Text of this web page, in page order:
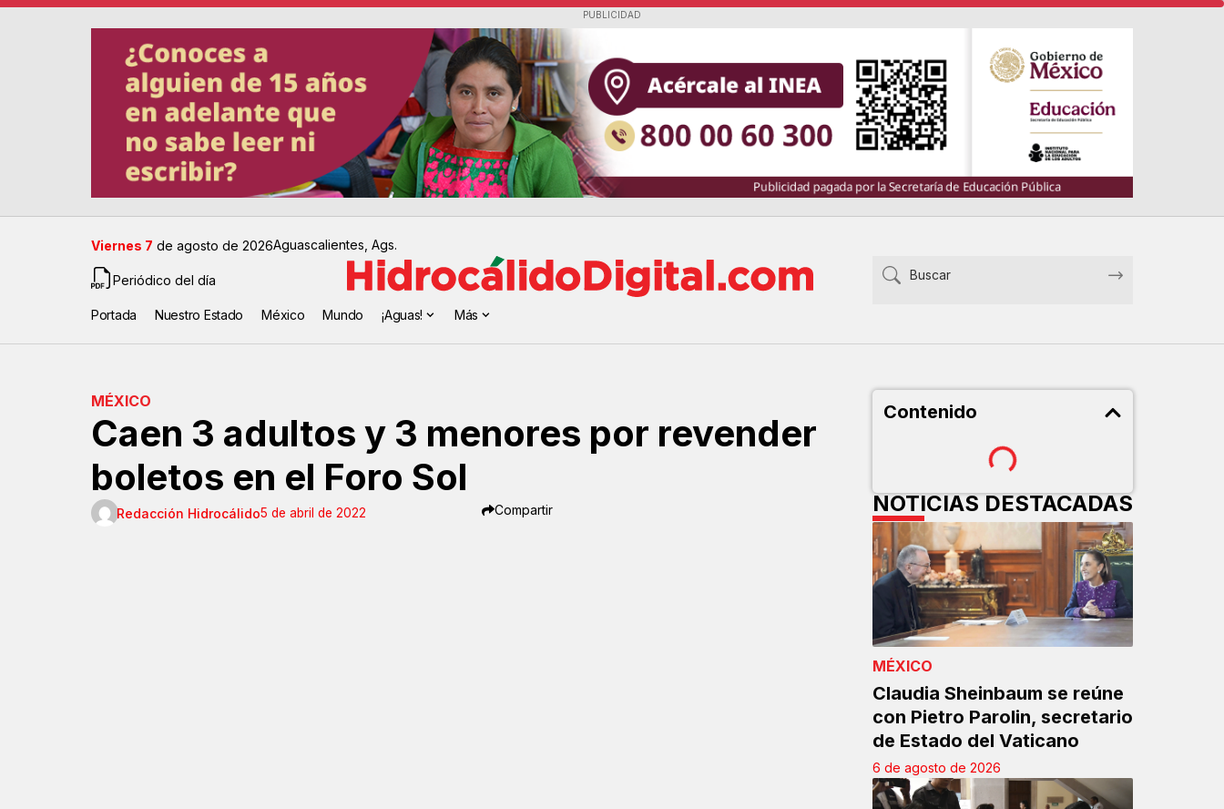
PUBLICIDAD
Viernes 7 de agosto de 2026Aguascalientes, Ags.
Periódico del día
Portada Nuestro Estado México Mundo ¡Aguas! Más
MÉXICO
Caen 3 adultos y 3 menores por revender
boletos en el Foro Sol
Redacción Hidrocálido5 de abril de 2022 Compartir
Contenido
NOTICIAS DESTACADAS
MÉXICO
Claudia Sheinbaum se reúne
con Pietro Parolin, secretario
de Estado del Vaticano
6 de agosto de 2026